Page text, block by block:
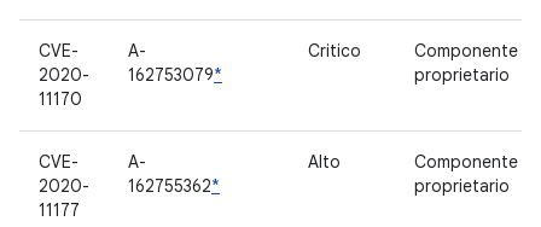
CVE-
2020-
11170
A-
162753079*
Critico
Componente
proprietario
CVE-
2020-
11177
A-
162755362*
Alto
Componente
proprietario